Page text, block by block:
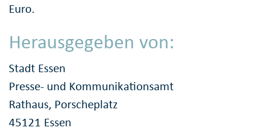
Euro.
Herausgegeben von:
Stadt Essen
Presse- und Kommunikationsamt
Rathaus, Porscheplatz
45121 Essen